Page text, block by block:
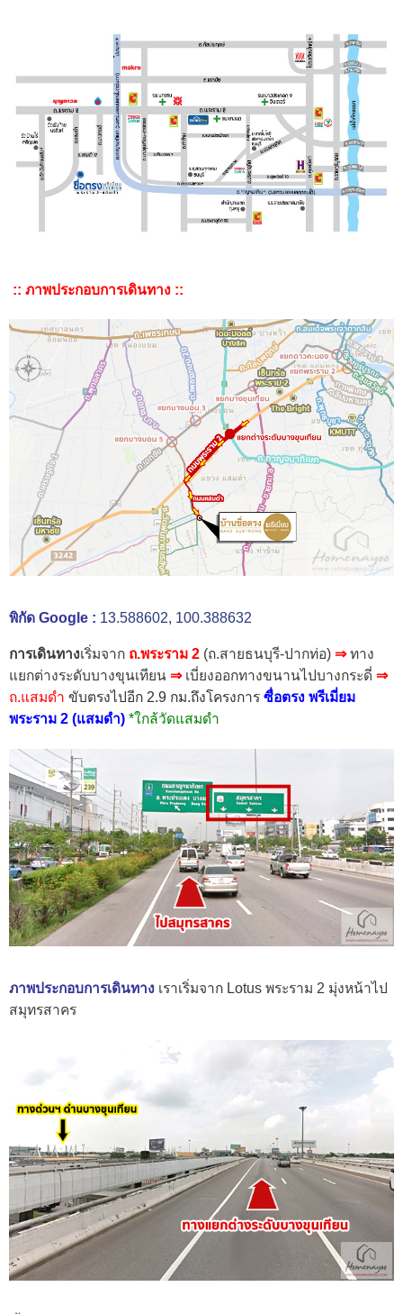
:: ภาพประกอบการเดินทาง ::
พิกัด Google : 13.588602, 100.388632
การเดินทางเริ่มจาก ถ.พระราม 2 (ถ.สายธนบุรี-ปากท่อ) ⇒ทาง
แยกต่างระดับบางขุนเทียน ⇒เบี่ยงออกทางขนานไปบางกระดี่ ⇒
ถ.แสมดำ ขับตรงไปอีก 2.9 กม.ถึงโครงการ ซื่อตรง พรีเมี่ยม
พระราม 2 (แสมดำ) *ใกล้วัดแสมดำ
ภาพประกอบการเดินทาง เราเริ่มจาก Lotus พระราม 2 มุ่งหน้าไป
สมุทรสาคร